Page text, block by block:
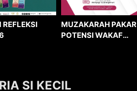
REFLEKSI
MUZAKARAH PAKAR
POTENSI WAKAF
SI KECIL